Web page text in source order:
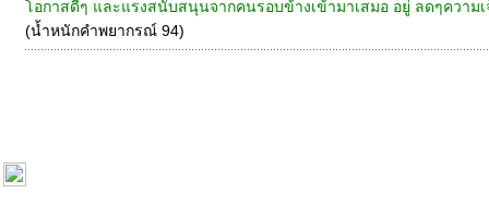
โอกาสดีๆ และแรงสนับสนุนจากคนรอบข้างเข้ามาเสมอ อยู่ ลดๆควา
(น้ำหนักคำพยากรณ์ 94)